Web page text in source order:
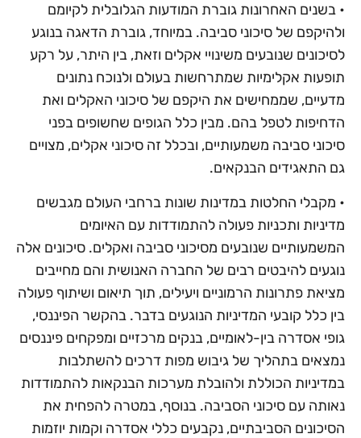
• בשנים האחרונות גוברת המודעות הגלובלית לקיומם
ולהיקפם של סיכוני סביבה. במיוחד, גוברת הדאגה בנוגע
לסיכונים שנובעים משינויי אקלים וזאת, בין היתר, על רקע
תופעות אקלימיות שמתרחשות בעולם ולנוכח נתונים
מדעיים, שממחישים את היקפם של סיכוני האקלים ואת
הדחיפות לטפל בהם. מבין כלל הגופים שחשופים בפני
סיכוני סביבה משמעותיים, ובכלל זה סיכוני אקלים, מצויים
גם התאגידים הבנקאים.
• מקבלי החלטות במדינות שונות ברחבי העולם מגבשים
מדיניות ותכניות פעולה להתמודדות עם האיומים
המשמעותיים שנובעים מסיכוני סביבה ואקלים. סיכונים אלה
נוגעים להיבטים רבים של החברה האנושית והם מחייבים
מציאת פתרונות הרמוניים ויעילים, תוך תיאום ושיתוף פעולה
בין כלל קובעי המדיניות הנוגעים בדבר. בהקשר הפיננסי,
גופי אסדרה בין-לאומיים, בנקים מרכזיים ומפקחים פיננסים
נמצאים בתהליך של גיבוש מפות דרכים להשתלבות
במדיניות הכוללת ולהובלת מערכות הבנקאות להתמודדות
נאותה עם סיכוני הסביבה. בנוסף, במטרה להפחית את
הסיכונים הסביבתיים, נקבעים כללי אסדרה וקמות יוזמות